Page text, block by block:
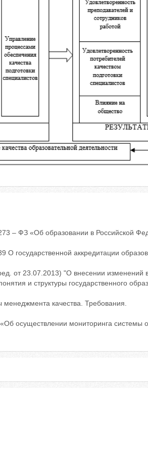
– ФЗ «Об образовании в Российской
государственной аккредитации
от 23.07.2013) "О внесении изменений
и структуры государственного
качества. Требования.
осуществлении мониторинга системы